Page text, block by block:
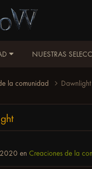
NUESTRAS
la comunidad
en Creaciones de la